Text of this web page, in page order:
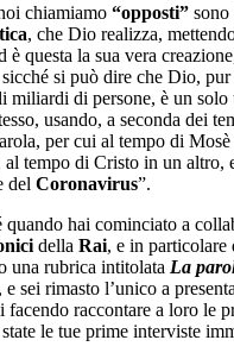
chiamiamo “opposti”
, che Dio realizza,
è questa la sua vera
si può dire che Dio,
di persone, è un solo
usando, a seconda dei
per cui al tempo di Mosè
tempo di Cristo in un altro,
del Coronavirus”.
quando hai cominciato a
della Rai, e in particolare
una rubrica intitolata La
sei rimasto l’unico a
facendo raccontare a loro le
le tue prime interviste